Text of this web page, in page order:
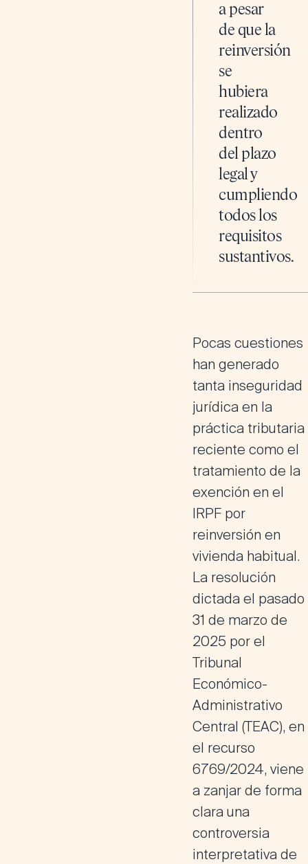
a pesar
de que la
reinversión
se
hubiera
realizado
dentro
del plazo
legal y
cumpliendo
todos los
requisitos
sustantivos.
Pocas cuestiones
han generado
tanta inseguridad
jurídica en la
práctica tributaria
reciente como el
tratamiento de la
exención en el
IRPF por
reinversión en
vivienda habitual.
La resolución
dictada el pasado
31 de marzo de
2025 por el
Tribunal
Económico-
Administrativo
Central (TEAC), en
el recurso
6769/2024, viene
a zanjar de forma
clara una
controversia
interpretativa de